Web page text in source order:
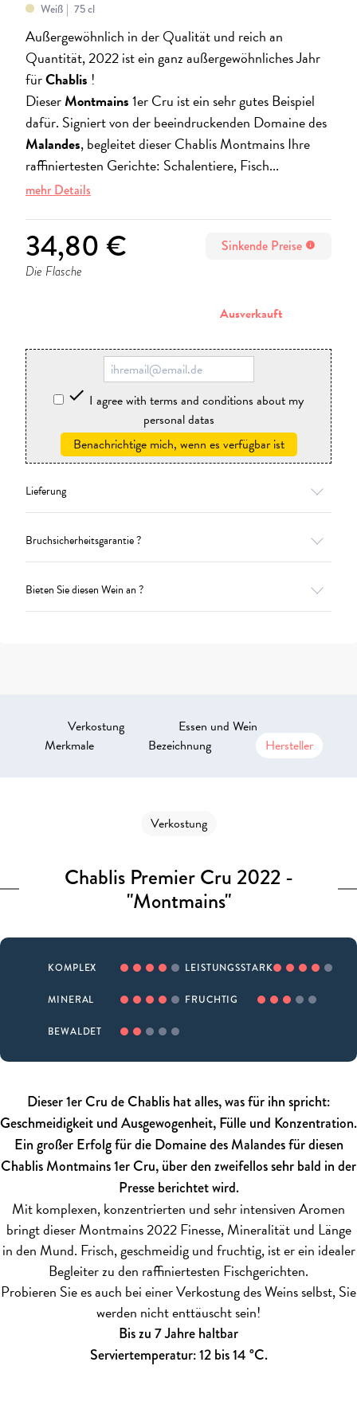
Weiß 75 cl
Außergewöhnlich in der Qualität und reich an
Quantität, 2022 ist ein ganz außergewöhnliches Jahr
fürChablis !
DieserMontmains1er Cru ist ein sehr gutes Beispiel
dafür. Signiert von der beeindruckenden Domaine des
Malandes, begleitet dieser Chablis Montmains Ihre
raffiniertesten Gerichte: Schalentiere, Fisch...
mehr Details
34,80 € Sinkende Preise info
Die Flasche
Ausverkauft
 I agree with terms and conditions about my
personal datas
Benachrichtige mich, wenn es verfügbar ist
Lieferung
Bruchsicherheitsgarantie ?
Bieten Sie diesen Wein an ?
Verkostung
Essen und Wein
Merkmale
Bezeichnung Hersteller
Verkostung
Chablis Premier Cru 2022 -
"Montmains"
KOMPLEX LEISTUNGSSTARK
MINERAL FRUCHTIG
BEWALDET
Dieser 1er Cru de Chablis hat alles, was für ihn spricht:
Geschmeidigkeit und Ausgewogenheit, Fülle und Konzentration.
Ein großer Erfolg für die Domaine des Malandes für diesen
Chablis Montmains 1er Cru, über den zweifellos sehr bald in der
Presse berichtet wird.
Mit komplexen, konzentrierten und sehr intensiven Aromen
bringt dieser Montmains 2022 Finesse, Mineralität und Länge
in den Mund. Frisch, geschmeidig und fruchtig, ist er ein idealer
Begleiter zu den raffiniertesten Fischgerichten.
Probieren Sie es auch bei einer Verkostung des Weins selbst, Sie
werden nicht enttäuscht sein!
Bis zu 7 Jahre haltbar
Serviertemperatur: 12 bis 14 °C.